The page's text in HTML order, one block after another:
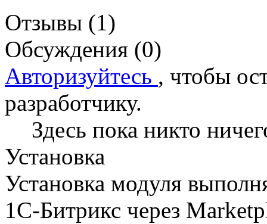
Отзывы (1)
Обсуждения (0)
Авторизуйтесь , чтобы
разработчику.
Здесь пока никто
Установка
Установка модуля
1C-Битрикс через